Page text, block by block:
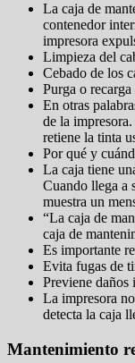
La caja de
contenedor
impresora
Limpieza del
Cebado de los
Purga o
En otras
de la
retiene la tinta
Por qué y
La caja tiene
Cuando llega a
muestra un
“La caja de
caja de
Es importante
Evita fugas de
Previene daños
La impresora
detecta la caja
Mantenimiento